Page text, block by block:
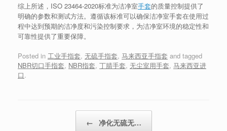
综上所述，ISO 23464-2020标准为洁净室手套的质量控制提供了
明确的参数和测试方法。遵循该标准可以确保洁净室手套在使用过
程中达到预期的洁净度和污染控制要求，为洁净室环境的稳定性和
可靠性提供了重要保障。
Posted in 工业手指套, 无硫手指套, 马来西亚手指套 and tagged
NBR切口手指套, NBR指套, 丁腈手套, 无尘室用手套, 马来西亚进
口.
← 净化无硫无…